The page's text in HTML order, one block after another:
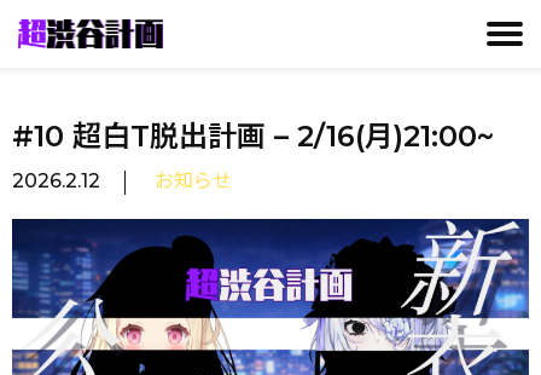
#10 超白T脱出計画 – 2/16(月)21:00~
2026.2.12 お知らせ